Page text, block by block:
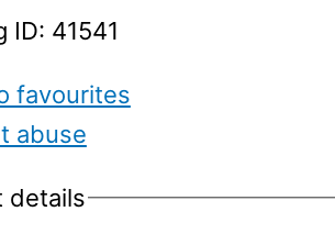
ID: 41541
favourites
abuse
details